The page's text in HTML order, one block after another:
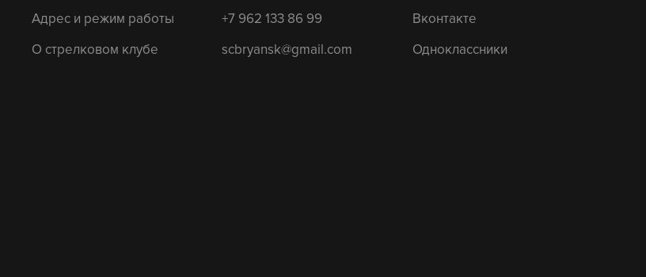
Адрес и режим работы
О стрелковом клубе
+7 962 133 86 99
scbryansk@gmail.com
Вконтакте
Одноклассники